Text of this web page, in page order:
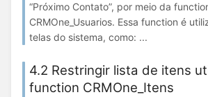
“Próximo Contato”, por meio da
CRMOne_Usuarios. Essa function é
telas do sistema, como: ...
4.2 Restringir lista de itens
function CRMOne_Itens